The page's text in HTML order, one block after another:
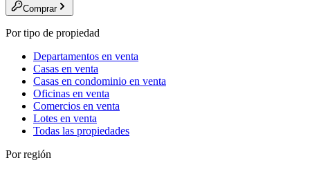
Comprar
Por tipo de propiedad
Departamentos en venta
Casas en venta
Casas en condominio en venta
Oficinas en venta
Comercios en venta
Lotes en venta
Todas las propiedades
Por región